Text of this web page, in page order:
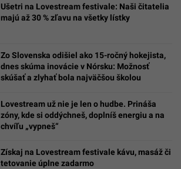
Ušetri na Lovestream festivale: Naši čitatelia
majú až 30 % zľavu na všetky lístky
Zo Slovenska odišiel ako 15-ročný hokejista,
dnes skúma inovácie v Nórsku: Možnosť
skúšať a zlyhať bola najväčšou školou
Lovestream už nie je len o hudbe. Prináša
zóny, kde si oddýchneš, doplníš energiu a na
chvíľu „vypneš“
Získaj na Lovestream festivale kávu, masáž či
tetovanie úplne zadarmo